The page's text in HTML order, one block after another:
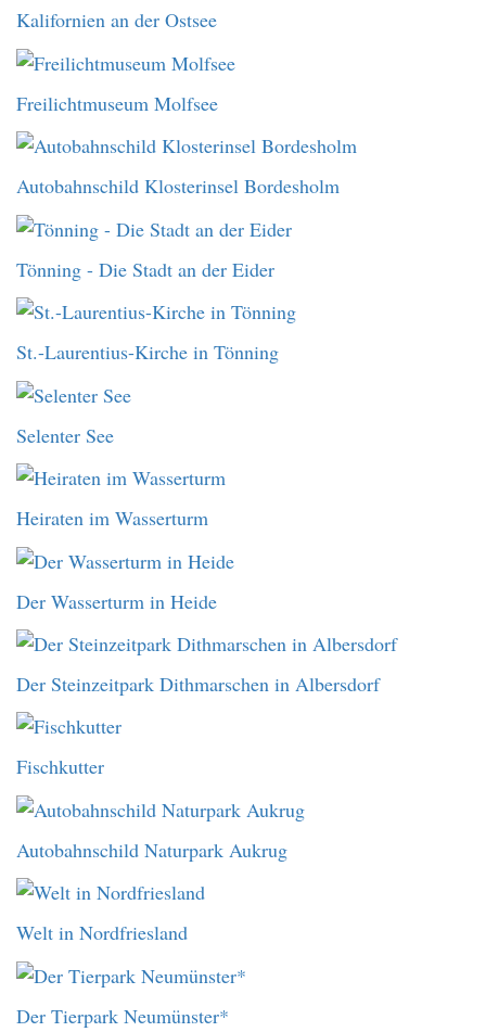
Kalifornien an der Ostsee
Freilichtmuseum Molfsee
Autobahnschild Klosterinsel Bordesholm
Tönning - Die Stadt an der Eider
St.-Laurentius-Kirche in Tönning
Selenter See
Heiraten im Wasserturm
Der Wasserturm in Heide
Der Steinzeitpark Dithmarschen in Albersdorf
Fischkutter
Autobahnschild Naturpark Aukrug
Welt in Nordfriesland
Der Tierpark Neumünster*